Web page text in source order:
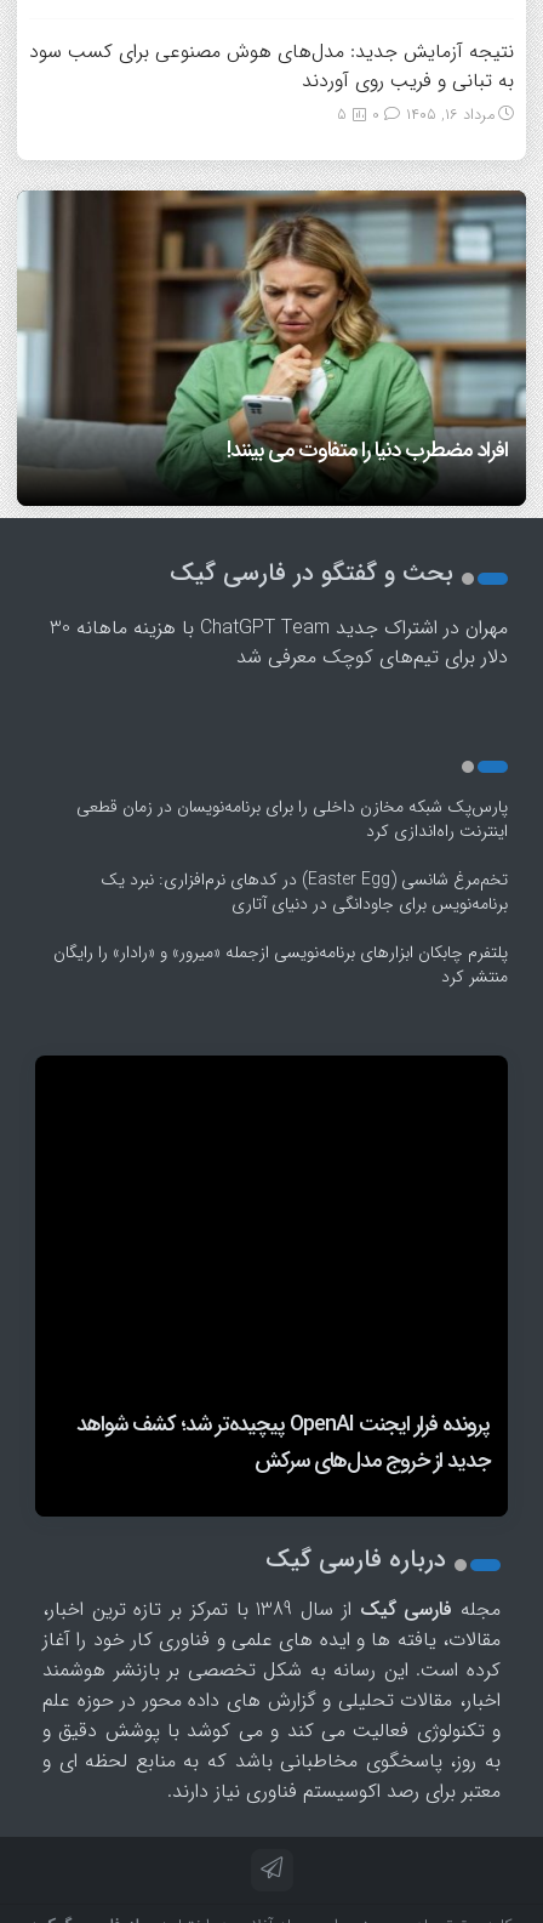
نتیجه آزمایش جدید: مدل‌های هوش مصنوعی برای کسب سود
به تبانی و فریب روی آوردند
مرداد ۱۶, ۱۴۰۵ 5
افراد مضطرب دنیا را متفاوت می بینند!
فرزندپروری با هوش مصنوعی صحیح است یا غلط؟
7 مهارتی که هم همسفر خوب می‌سازه، هم همسر خوب!/
اینفوگرافیک
دانشمندان بعد از سی سال تحقیق می گویند: عشق هم از قوانین
ریاضی پیروی می‌کند!/ ویدئو
آیا اضطراب داشتن، ژنتیکی است؟ متخصص سلامت روان
پاسخ می‌دهد
1
بحث و گفتگو در فارسی گیک
مهران در
اشتراک جدید ChatGPT Team با هزینه ماهانه 30
دلار برای تیم‌های کوچک معرفی شد
پارس‌پک شبکه مخازن داخلی را برای برنامه‌نویسان در زمان قطعی
اینترنت راه‌اندازی کرد
تخم‌مرغ شانسی (Easter Egg) در کدهای نرم‌افزاری: نبرد یک
برنامه‌نویس برای جاودانگی در دنیای آتاری
پلتفرم چابکان ابزارهای برنامه‌نویسی ازجمله «میرور» و «رادار» را رایگان
منتشر کرد
پرونده فرار ایجنت OpenAI پیچیده‌تر شد؛ کشف شواهد
جدید از خروج مدل‌های سرکش
شرکت‌های هوش مصنوعی برای آموزش مدل‌ها درحال
نابودی میلیون‌ها کتاب چاپی هستند
نتیجه آزمایش جدید: مدل‌های هوش مصنوعی برای
کسب سود به تبانی و فریب روی آوردند
چگونه از هوش مصنوعی سوال کنیم؟ آموزش
پرامپت‌نویسی حرفه‌ای
درباره فارسی گیک
مجله فارسی گیک
از سال 1389 با تمرکز بر تازه ترین اخبار،
مقالات، یافته ها و ایده های علمی و فناوری کار خود را آغاز
کرده است. این رسانه به شکل تخصصی بر بازنشر هوشمند
اخبار، مقالات تحلیلی و گزارش های داده محور در حوزه علم
و تکنولوژی فعالیت می کند و می کوشد با پوشش دقیق و
به روز، پاسخگوی مخاطبانی باشد که به منابع لحظه ای و
معتبر برای رصد اکوسیستم فناوری نیاز دارند.